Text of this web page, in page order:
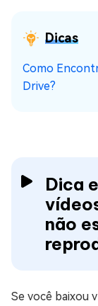
Dicas
Como
Drive?
Dica
não
Se você baixou